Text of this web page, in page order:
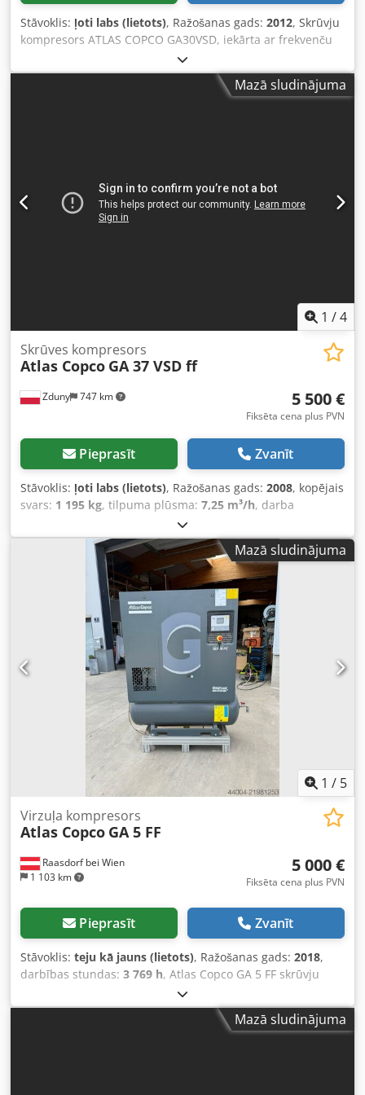
Stāvoklis: ļoti labs (lietots), Ražošanas gads: 2012, Skrūvju
kompresors ATLAS COPCO GA30VSD, iekārta ar frekvenču
pārveidotāju pēc servisa Tehniskie dati: ražība: 5,58
m3/min; motors: 30 kW; maksimālais spiediens: 13 bar;
gads: 2012 Dkodpfx Aey S T Theflsr nobraukums: 11 816
Mazā sludinājuma
1 /4
Zduny 747 km
Skrūves kompresors
Atlas Copco GA 37 VSD ff
5 500 €
Fiksēta cena plus PVN
Pieprasīt Zvanīt
Stāvoklis: ļoti labs (lietots), Ražošanas gads: 2008, kopējais
svars: 1 195 kg, tilpuma plūsma: 7,25 m³/h, darba
, ieejas spriegums:
kompresors ATLAS COPCO GA 37 VSD ff Mainīga ātruma
(invertera piedziņa) Ar dzesēšanas tipa žāvētāju 37 kW
motors Ražība: 7,25 m³/min Dsdpfot Hdh Nex Afljkr
Spiediens: 13 bar Darba stundas: 13 200 mth Pilnībā darba
kārtībā esošs kompresors
Mazā sludinājuma
1 / 5
Raasdorf bei Wien
1 103 km
Virzuļa kompresors
Atlas Copco GA 5 FF
5 000 €
Fiksēta cena plus PVN
Pieprasīt Zvanīt
Stāvoklis: teju kā jauns (lietots), Ražošanas gads: 2018,
darbības stundas: 3 769 h, Atlas Copco GA 5 FF skrūvju
kompresors ar integrētu dzesētāju. Motors un jauda: •
Galvenā motora nominālā jauda: 5,5 kW (7,5 ZS) • Motora
efektivitāte: Parasti IE3 (aizsardzības klase IP55) •Mazā sludinājuma